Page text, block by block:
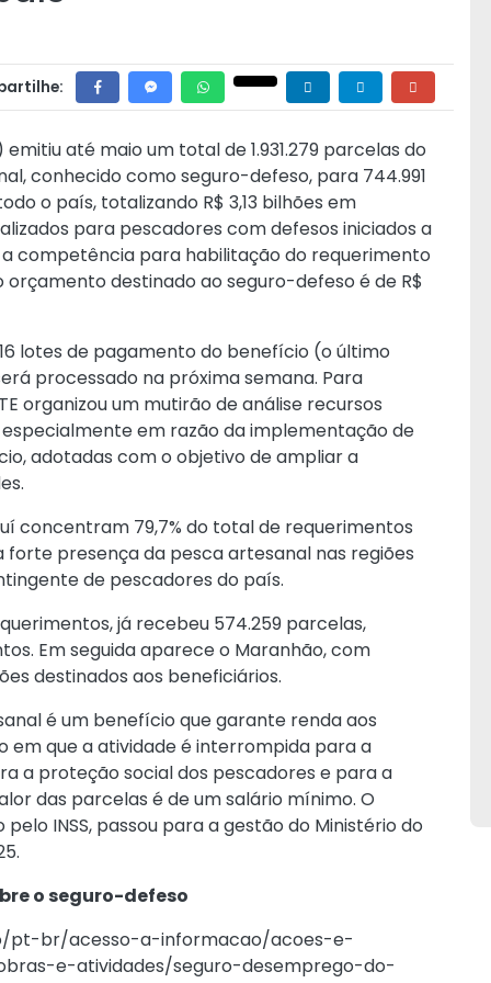
até maio um total de 1.931.279 parcelas do
conhecido como seguro-defeso, para 744.991
o país, totalizando R$ 3,13 bilhões em
para pescadores com defesos iniciados a
competência para habilitação do requerimento
orçamento destinado ao seguro-defeso é de R$
lotes de pagamento do benefício (o último
processado na próxima semana. Para
organizou um mutirão de análise recursos
em razão da implementação de
adotadas com o objetivo de ampliar a
concentram 79,7% do total de requerimentos
presença da pesca artesanal nas regiões
de pescadores do país.
já recebeu 574.259 parcelas,
Em seguida aparece o Maranhão, com
destinados aos beneficiários.
é um benefício que garante renda aos
que a atividade é interrompida para a
a proteção social dos pescadores e para a
das parcelas é de um salário mínimo. O
INSS, passou para a gestão do Ministério do
o seguro-defeso
pt-br/acesso-a-informacao/acoes-e-
e-atividades/seguro-desemprego-do-